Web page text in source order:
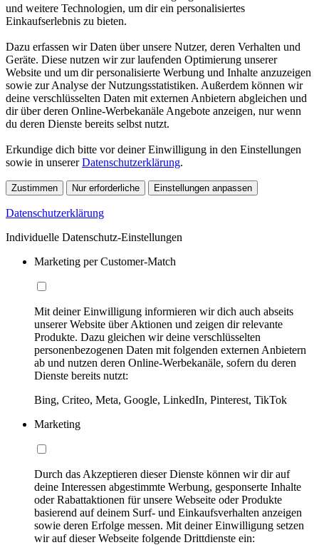
und weitere Technologien, um dir ein personalisiertes
Einkaufserlebnis zu bieten.
Dazu erfassen wir Daten über unsere Nutzer, deren Verhalten und
Geräte. Diese nutzen wir zur laufenden Optimierung unserer
Website und um dir personalisierte Werbung und Inhalte anzuzeigen
sowie zur Analyse der Nutzungsstatistiken. Außerdem können wir
deine verschlüsselten Daten mit externen Anbietern abgleichen und
dir über deren Online-Werbekanäle Angebote anzeigen, nur wenn
du deren Dienste bereits selbst nutzt.
Erkundige dich bitte vor deiner Einwilligung in den Einstellungen
sowie in unsererDatenschutzerklärung.
Zustimmen Nur erforderliche Einstellungen anpassen
Datenschutzerklärung
Individuelle Datenschutz-Einstellungen
Marketing per Customer-Match
Mit deiner Einwilligung informieren wir dich auch abseits
unserer Website über Aktionen und zeigen dir relevante
Produkte. Dazu gleichen wir deine verschlüsselten
personenbezogenen Daten mit folgenden externen Anbietern
ab und nutzen deren Online-Werbekanäle, sofern du deren
Dienste bereits nutzt:
Bing, Criteo, Meta, Google, LinkedIn, Pinterest, TikTok
Marketing
Durch das Akzeptieren dieser Dienste können wir dir auf
deine Interessen abgestimmte Werbung, gesponserte Inhalte
oder Rabattaktionen für unsere Webseite oder Produkte
basierend auf deinem Surf- und Einkaufsverhalten anzeigen
sowie deren Erfolge messen. Mit deiner Einwilligung setzen
wir auf dieser Webseite folgende Drittdienste ein: